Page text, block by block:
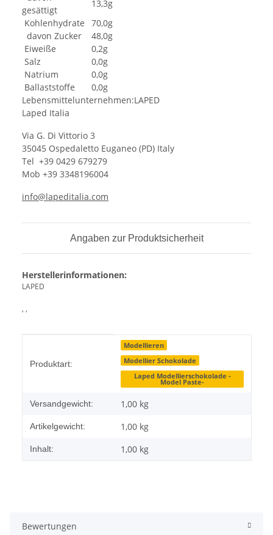
gesättigt
13,3g
Kohlenhydrate
70,0g
davon Zucker
48,0g
Eiweiße
0,2g
Salz
0,0g
Natrium
0,0g
Ballaststoffe
0,0g
Lebensmittelunternehmen:LAPED
Laped Italia
Via G. Di Vittorio 3
35045 Ospedaletto Euganeo (PD) Italy
Tel +39 0429 679279
Mob +39 3348196004
info@lapeditalia.com
Angaben zur Produktsicherheit
Herstellerinformationen:
LAPED
, ,
Produktart:
Modellieren
Modellier Schokolade
Laped Modellierschokolade -
Model Paste-
Versandgewicht: 1,00 kg
Artikelgewicht: 1,00 kg
Inhalt: 1,00 kg
Bewertungen